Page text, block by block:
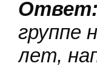
Ответ:
группе
лет,